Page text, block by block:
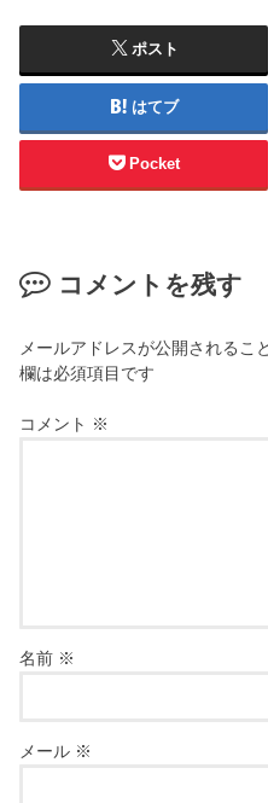
ポスト
はてブ
Pocket
コメントを残す
メールアドレスが公開されるこ
欄は必須項目です
コメント ※
名前 ※
メール ※